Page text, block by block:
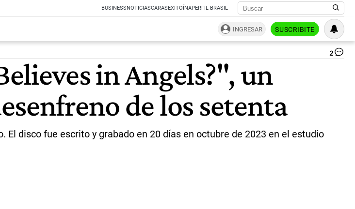
BUSINESSNOTICIASCARASEXITOÍNAPERFIL BRASIL
INGRESAR SUSCRIBITE
2
in Angels?", un
de los setenta
disco fue escrito y grabado en 20 días en octubre de 2023 en el estudio